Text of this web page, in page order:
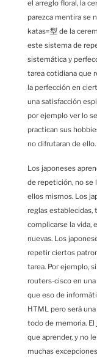
el arreglo floral, la
parezca mentira se
katas=型 de la
este sistema de
sistemática y
tarea cotidiana que
la perfección en
una satisfacción
por ejemplo ver lo
practican sus
no difrutaran de ello.
Los japoneses
de repetición, no se
ellos mismos. Los
reglas establecidas,
complicarse la vida,
nuevas. Los
repetir ciertos
tarea. Por ejemplo,
routers-cisco en
que eso de
HTML pero será
todo de memoria.
que aprender, y no
muchas